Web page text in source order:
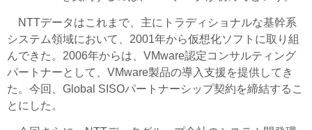
NTTデータはこれまで、主にトラディショナルな基幹系
システム領域において、2001年から仮想化ソフトに取り組
んできた。2006年からは、VMware認定コンサルティング
パートナーとして、VMware製品の導入支援を提供してき
た。今回、Global SISOパートナーシップ契約を締結するこ
とにした。